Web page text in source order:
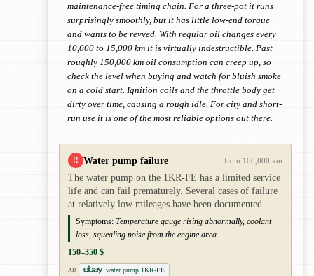
maintenance-free timing chain. For a three-pot it runs
surprisingly smoothly, but it has little low-end torque
and wants to be revved. With regular oil changes every
10,000 to 15,000 km it is virtually indestructible. Past
roughly 150,000 km oil consumption can creep up, so
check the level when buying and watch for bluish smoke
on a cold start. Ignition coils and the throttle body get
dirty over time, causing a rough idle. For city and short-
run use it is one of the most reliable options out there.
!! Water pump failure from 100,000 km
The water pump on the 1KR-FE has a limited service
life and can fail prematurely. Several cases of failure
at relatively low mileages have been documented.
Symptoms: Temperature gauge rising abnormally, coolant
loss, squealing noise from the engine area
150–350 $
AD
water pump 1KR-FE